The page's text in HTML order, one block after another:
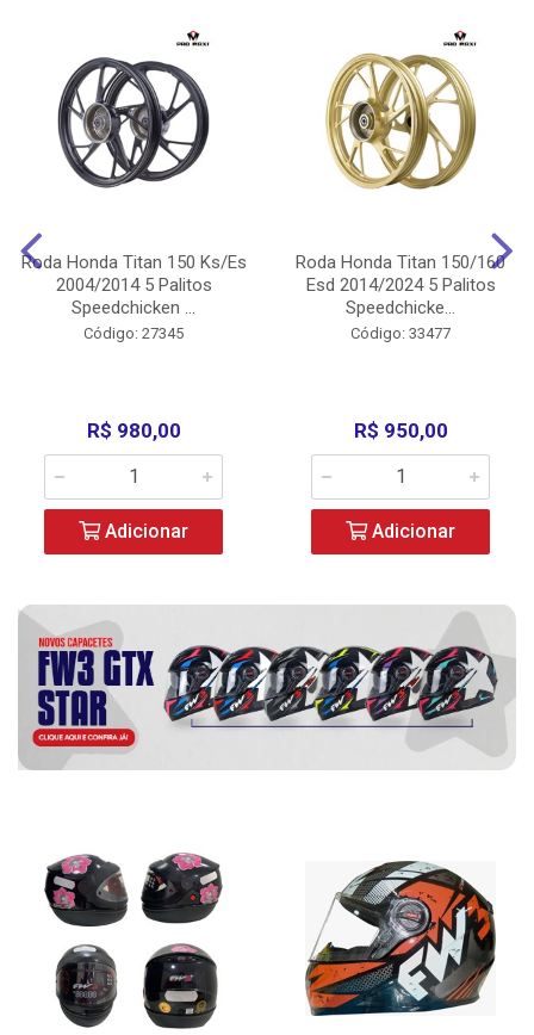
Roda Honda Titan 150 Ks/Es
2004/2014 5 Palitos
Speedchicken ...
Código: 27345
R$ 980,00
Adicionar
Roda Honda Titan 150/160
Esd 2014/2024 5 Palitos
Speedchicke...
Código: 33477
R$ 950,00
Adicionar